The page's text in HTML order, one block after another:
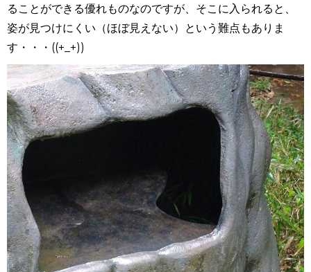
ることができる優れものなのですが、そこに入られると、
姿が見つけにくい（ほぼ見えない）という難点もありま
す・・・((+_+))